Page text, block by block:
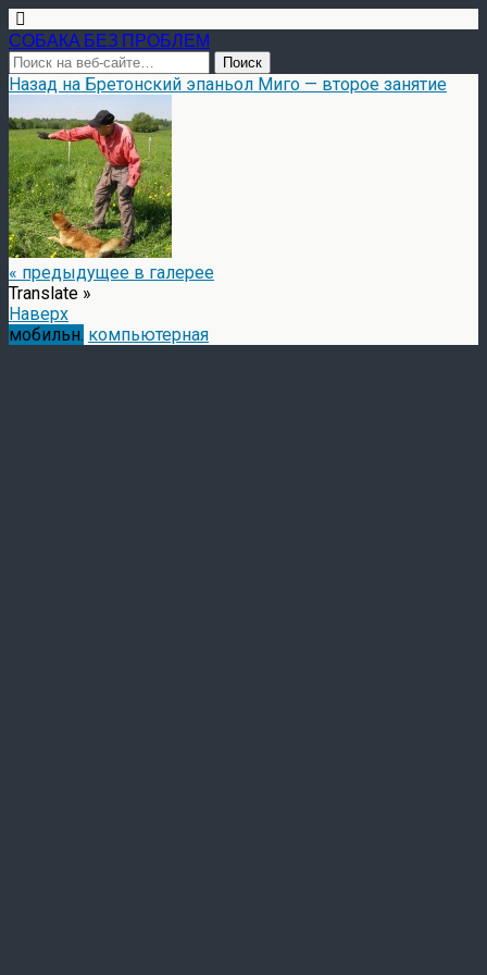
СОБАКА БЕЗ ПРОБЛЕМ
Назад на Бретонский эпаньол Миго — второе занятие
« предыдущее в галерее
Translate »
Наверх
мобильн. компьютерная